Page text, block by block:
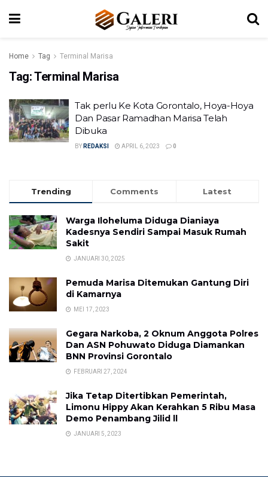
Home Tag Terminal Marisa
Tag:Terminal Marisa
Tak perlu Ke Kota Gorontalo, Hoya-Hoya
Dan Pasar Ramadhan Marisa Telah
Dibuka
BY REDAKSI APRIL 6, 2023 0
Trending Comments Latest
Warga Iloheluma Diduga Dianiaya
Kadesnya Sendiri Sampai Masuk Rumah
Sakit
JANUARI 30, 2025
Pemuda Marisa Ditemukan Gantung Diri
di Kamarnya
MEI 17, 2023
Gegara Narkoba, 2 Oknum Anggota Polres
Dan ASN Pohuwato Diduga Diamankan
BNN Provinsi Gorontalo
FEBRUARI 27, 2024
Jika Tetap Ditertibkan Pemerintah,
Limonu Hippy Akan Kerahkan 5 Ribu Masa
Demo Penambang Jilid ll
JANUARI 5, 2023